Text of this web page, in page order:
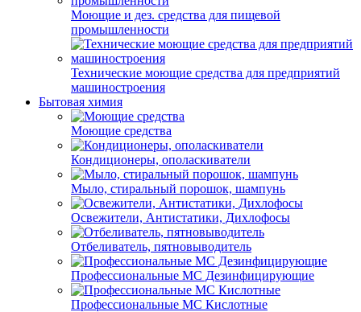
Моющие и дез. средства для пищевой
промышленности
Технические моющие средства для предприятий
машиностроения
Бытовая химия
Моющие средства
Кондиционеры, ополаскиватели
Мыло, стиральный порошок, шампунь
Освежители, Антистатики, Дихлофосы
Отбеливатель, пятновыводитель
Профессиональные МС Дезинфицирующие
Профессиональные МС Кислотные